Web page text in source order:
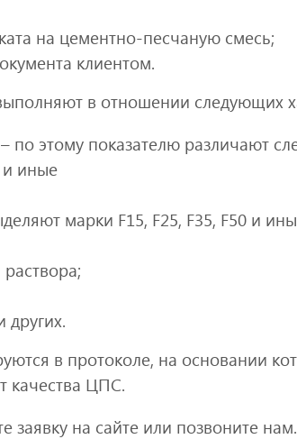
на цементно-песчаную смесь;
клиентом.
в отношении следующих
по этому показателю различают
и иные
марки F15, F25, F35, F50 и
других.
в протоколе, на основании
качества ЦПС.
заявку на сайте или позвоните